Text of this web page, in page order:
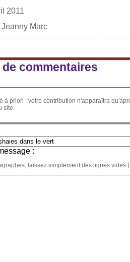
2011
Marc
commentaires
à priori : votre contribution n'apparaîtra
site.
:
laissez simplement des lignes vides.)